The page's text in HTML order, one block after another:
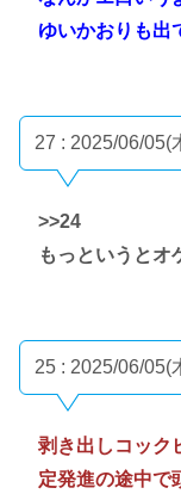
ゆいかおりも出
27 : 2025/06/05(
>>24
もっというとオ
25 : 2025/06/05(
剥き出しコック
定発進の途中で